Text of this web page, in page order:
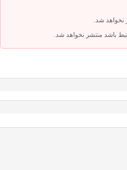
نخواهد شد.
باشد منتشر نخواهد شد.